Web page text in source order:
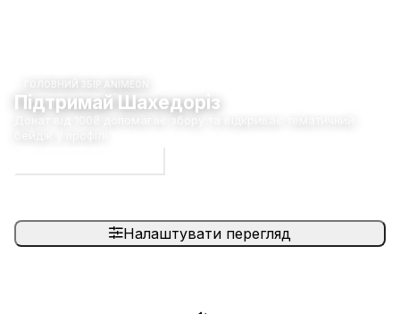
ГОЛОВНИЙ ЗБІР ANIMEON
Підтримай Шахедоріз
Донат від 100₴ допомагає збору та відкриває тематичний
Налаштувати перегляд